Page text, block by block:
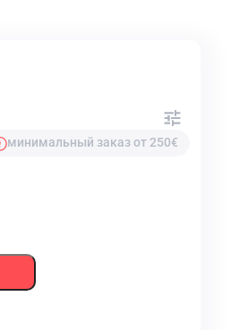
минимальный заказ от 250€